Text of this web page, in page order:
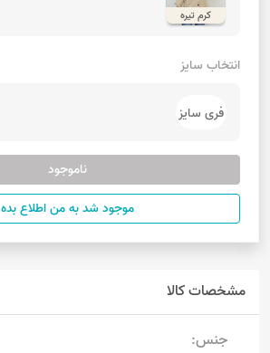
کرم تیره
انتخاب سایز
فری سایز
ناموجود
موجود شد به من اطلاع بده
مشخصات کالا
جنس: